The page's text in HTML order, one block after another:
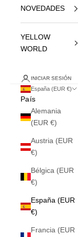
NOVEDADES
YELLOW
WORLD
INICIAR SESIÓN
España (EUR €)
País
Alemania
(EUR €)
Austria (EUR
€)
Bélgica (EUR
€)
España (EUR
€)
Francia (EUR